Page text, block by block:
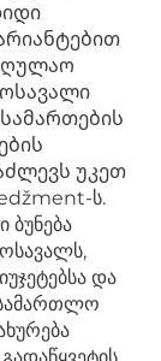
უკეთ
ს.
ბუნება
და